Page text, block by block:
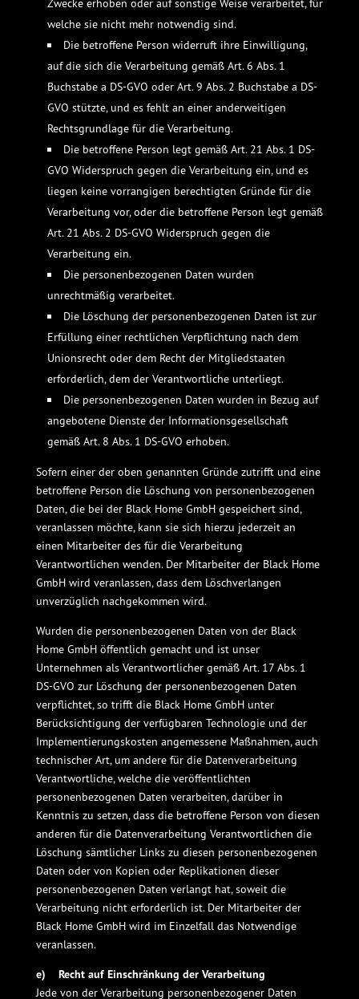
Zwecke erhoben oder auf sonstige Weise verarbeitet, für
welche sie nicht mehr notwendig sind.
Die betroffene Person widerruft ihre Einwilligung,
auf die sich die Verarbeitung gemäß Art. 6 Abs. 1
Buchstabe a DS-GVO oder Art. 9 Abs. 2 Buchstabe a DS-
GVO stützte, und es fehlt an einer anderweitigen
Rechtsgrundlage für die Verarbeitung.
Die betroffene Person legt gemäß Art. 21 Abs. 1 DS-
GVO Widerspruch gegen die Verarbeitung ein, und es
liegen keine vorrangigen berechtigten Gründe für die
Verarbeitung vor, oder die betroffene Person legt gemäß
Art. 21 Abs. 2 DS-GVO Widerspruch gegen die
Verarbeitung ein.
Die personenbezogenen Daten wurden
unrechtmäßig verarbeitet.
Die Löschung der personenbezogenen Daten ist zur
Erfüllung einer rechtlichen Verpflichtung nach dem
Unionsrecht oder dem Recht der Mitgliedstaaten
erforderlich, dem der Verantwortliche unterliegt.
Die personenbezogenen Daten wurden in Bezug auf
angebotene Dienste der Informationsgesellschaft
gemäß Art. 8 Abs. 1 DS-GVO erhoben.
Sofern einer der oben genannten Gründe zutrifft und eine
betroffene Person die Löschung von personenbezogenen
Daten, die bei der Black Home GmbH gespeichert sind,
veranlassen möchte, kann sie sich hierzu jederzeit an
einen Mitarbeiter des für die Verarbeitung
Verantwortlichen wenden. Der Mitarbeiter der Black Home
GmbH wird veranlassen, dass dem Löschverlangen
unverzüglich nachgekommen wird.
Wurden die personenbezogenen Daten von der Black
Home GmbH öffentlich gemacht und ist unser
Unternehmen als Verantwortlicher gemäß Art. 17 Abs. 1
DS-GVO zur Löschung der personenbezogenen Daten
verpflichtet, so trifft die Black Home GmbH unter
Berücksichtigung der verfügbaren Technologie und der
Implementierungskosten angemessene Maßnahmen, auch
technischer Art, um andere für die Datenverarbeitung
Verantwortliche, welche die veröffentlichten
personenbezogenen Daten verarbeiten, darüber in
Kenntnis zu setzen, dass die betroffene Person von diesen
anderen für die Datenverarbeitung Verantwortlichen die
Löschung sämtlicher Links zu diesen personenbezogenen
Daten oder von Kopien oder Replikationen dieser
personenbezogenen Daten verlangt hat, soweit die
Verarbeitung nicht erforderlich ist. Der Mitarbeiter der
Black Home GmbH wird im Einzelfall das Notwendige
veranlassen.
e) Recht auf Einschränkung der Verarbeitung
Jede von der Verarbeitung personenbezogener Daten